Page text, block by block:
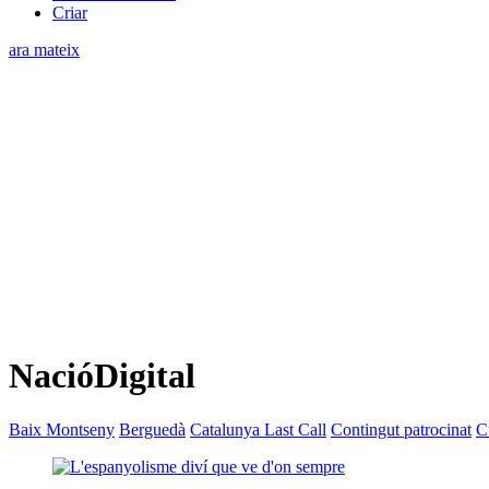
Criar
ara mateix
NacióDigital
Baix Montseny Berguedà Catalunya Last Call Contingut patrocinat